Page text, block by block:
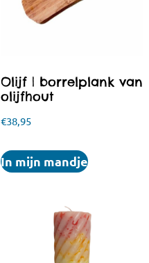
Olijf | borrelplank van
olijfhout
€38,95
In mijn mandje